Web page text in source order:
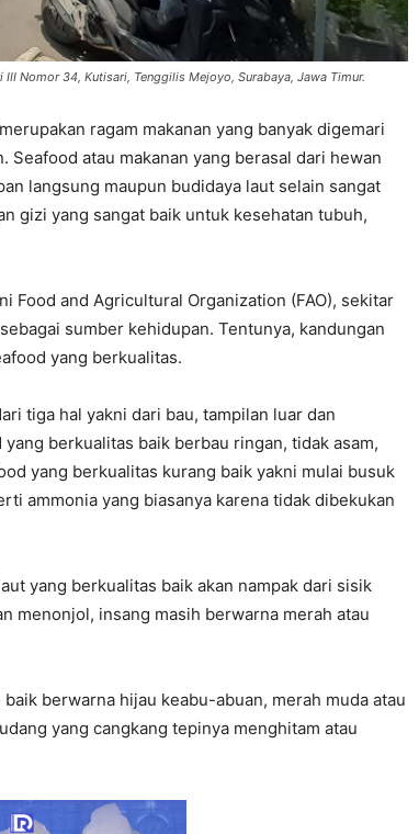
Nomor 34, Kutisari, Tenggilis Mejoyo, Surabaya, Jawa Timur.
ragam makanan yang banyak digemari
Seafood atau makanan yang berasal dari hewan
langsung maupun budidaya laut selain sangat
gizi yang sangat baik untuk kesehatan tubuh,
Food and Agricultural Organization (FAO), sekitar
sumber kehidupan. Tentunya, kandungan
yang berkualitas.
tiga hal yakni dari bau, tampilan luar dan
berkualitas baik berbau ringan, tidak asam,
yang berkualitas kurang baik yakni mulai busuk
ammonia yang biasanya karena tidak dibekukan
yang berkualitas baik akan nampak dari sisik
menonjol, insang masih berwarna merah atau
berwarna hijau keabu-abuan, merah muda atau
yang cangkang tepinya menghitam atau